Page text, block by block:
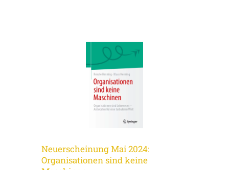
Neuerscheinung Mai 2024:
Organisationen sind keine